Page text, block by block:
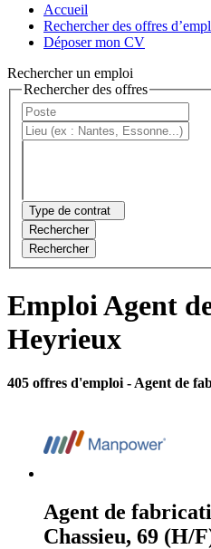
Accueil
Rechercher des offres
Déposer mon CV
Rechercher un emploi
Rechercher des offres
Type de contrat
Rechercher
Rechercher
Emploi Agent
Heyrieux
405 offres d'emploi - Agent de
Agent de
Chassieu, 69 (H/